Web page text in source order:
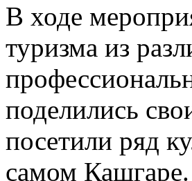
В ходе
туризма из
поделились
посетили ряд
самом